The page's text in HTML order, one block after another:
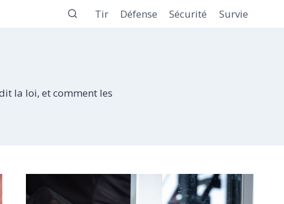
Tir Défense Sécurité Survie
la loi, et comment les